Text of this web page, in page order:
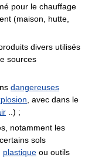
pour le chauffage
(maison, hutte,
divers utilisés
sources
dangereuses
, avec dans le
..) ;
notamment les
sols
plastique ou outils